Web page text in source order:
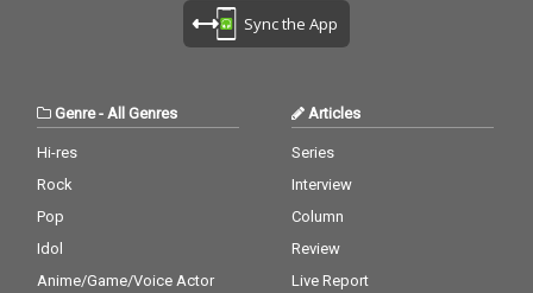
Sync the App
Genre- All Genres
Hi-res
Rock
Pop
Idol
Anime/Game/Voice Actor
Articles
Series
Interview
Column
Review
Live Report